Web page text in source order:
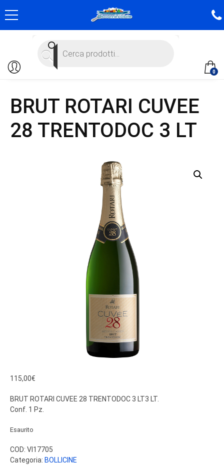
Products
search
0
BRUT ROTARI CUVEE
28 TRENTODOC 3 LT
115,00€
BRUT ROTARI CUVEE 28 TRENTODOC 3 LT3 LT.
Conf. 1 Pz.
Esaurito
COD: VI17705
Categoria: BOLLICINE